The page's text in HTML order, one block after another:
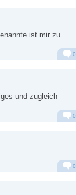
ist mir zu
0
und zugleich
0
0